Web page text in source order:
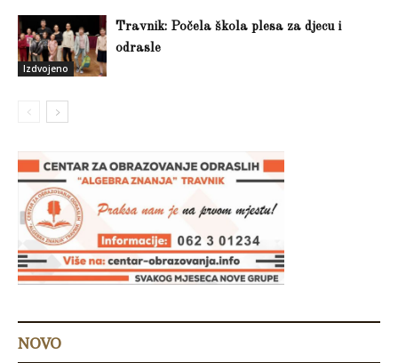
Izdvojeno
Travnik: Počela škola plesa za djecu i
odrasle
NOVO